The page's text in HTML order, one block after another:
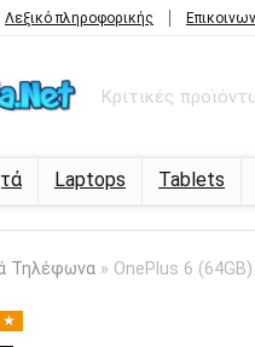
Λεξικό πληροφορικής
Κριτικές
Laptops Tablets
Τηλέφωνα » OnePlus 6 (64GB)